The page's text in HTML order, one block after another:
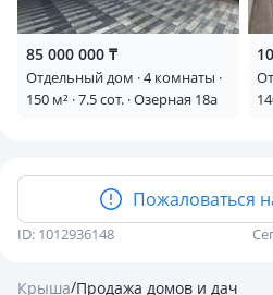
85 000 000 ₸
Отдельный дом · 4 комнаты ·
150 м² · 7.5 сот. · Озерная 18а
Пожаловаться
ID: 1012936148
Крыша/Продажа домов и дач